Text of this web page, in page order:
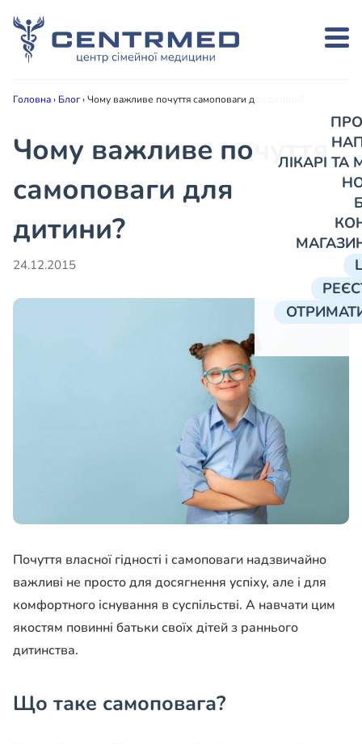
ЛІКАРІ
Головна› Блог›Чому важливе почуття самоповаги для дитини?
Чому важливе почуття
самоповаги для
дитини?
24.12.2015
Почуття власної гідності і самоповаги надзвичайно
важливі не просто для досягнення успіху, але і для
комфортного існування в суспільстві. А навчати цим
якостям повинні батьки своїх дітей з раннього
дитинства.
Що таке самоповага?